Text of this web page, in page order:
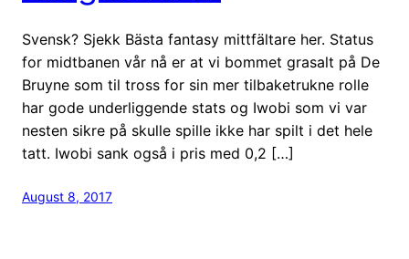
Svensk? Sjekk Bästa fantasy mittfältare her. Status
for midtbanen vår nå er at vi bommet grasalt på De
Bruyne som til tross for sin mer tilbaketrukne rolle
har gode underliggende stats og Iwobi som vi var
nesten sikre på skulle spille ikke har spilt i det hele
tatt. Iwobi sank også i pris med 0,2 […]
August 8, 2017